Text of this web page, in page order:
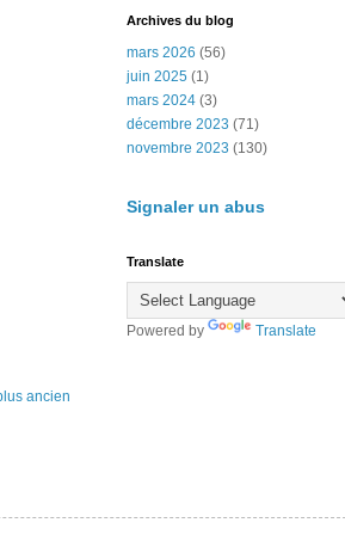
ancien
Archives du blog
mars 2026 (56)
juin 2025(1)
mars 2024(3)
décembre 2023 (71)
novembre 2023 (130)
Signaler un abus
Translate
Powered by Translate